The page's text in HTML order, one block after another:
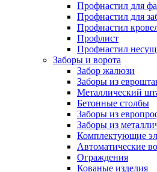
Профнастил для
Профнастил для
Профнастил
Профлист
Профнастил
Заборы и ворота
Забор жалюзи
Заборы из
Металлический
Бетонные столбы
Заборы из
Заборы из
Комплектующие
Автоматические
Ограждения
Кованые изделия